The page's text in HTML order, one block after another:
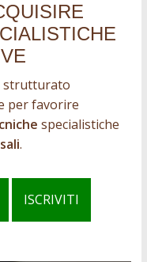
strutturato
per favorire
specialistiche
.
ISCRIVITI